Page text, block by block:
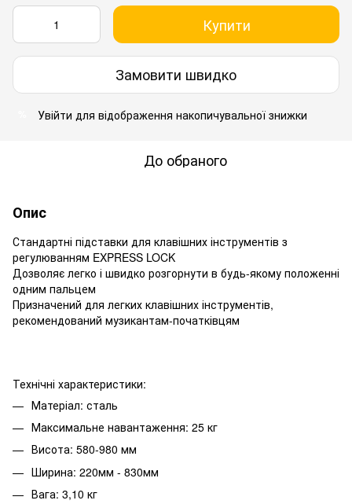
Купити
Замовити швидко
Увійти для відображення накопичувальної знижки
До обраного
Опис
Стандартні підставки для клавішних інструментів з
регулюванням EXPRESS LOCK
Дозволяє легко і швидко розгорнути в будь-якому положенні
одним пальцем
Призначений для легких клавішних інструментів,
рекомендований музикантам-початківцям
Технічні характеристики:
Матеріал: сталь
Максимальне навантаження: 25 кг
Висота: 580-980 мм
Ширина: 220мм - 830мм
Вага: 3,10 кг